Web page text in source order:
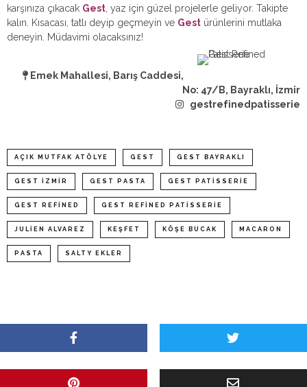
karşınıza çıkacak Gest , yaz için güzel projelerle geliyor. Takipte
kalın. Kısacası, tatlı deyip geçmeyin ve Gest ürünlerini mutlaka
deneyin. Müdavimi olacaksınız!
Emek Mahallesi, Barış Caddesi,
N o: 47/B, Bayraklı, İzmir
gestrefinedpatisserie
AÇIK MUTFAK ATÖLYE GEST GEST BAYRAKLI
GEST İZMIR GEST PASTA GEST PATISSERIE
GEST REFINED GEST REFINED PATISSERIE
JULIEN ALVAREZ KEŞFET KÖŞE BUCAK MACARON
PASTA SALTY EKLER